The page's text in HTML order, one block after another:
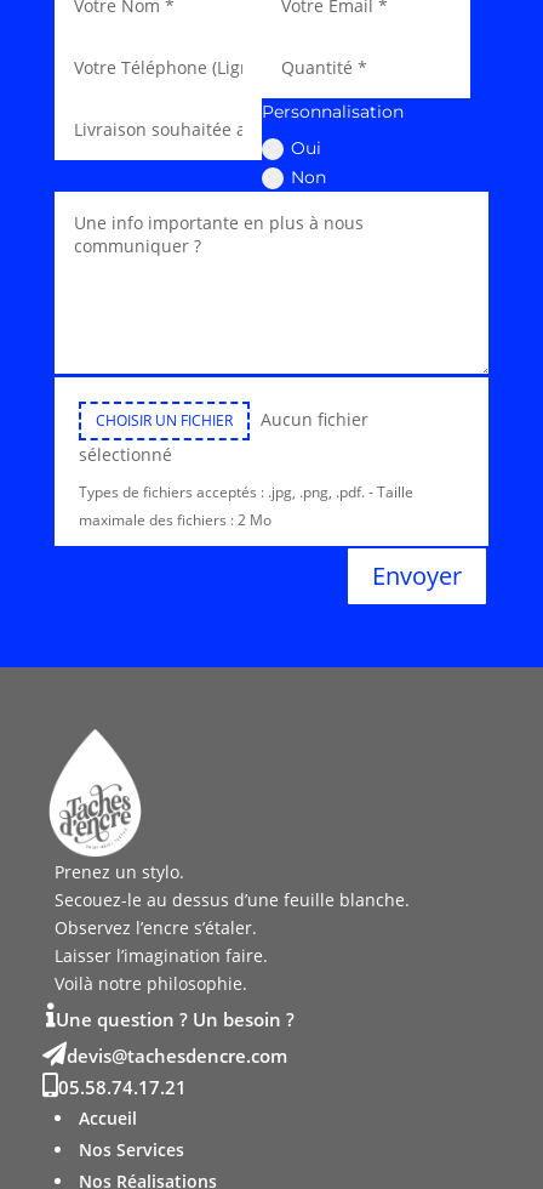
Personnalisation
Oui
Non
CHOISIR UN FICHIER
Aucun fichier
sélectionné
Types de fichiers acceptés : .jpg, .png, .pdf. - Taille
maximale des fichiers : 2 Mo
Envoyer
Prenez un stylo.
Secouez-le au dessus d’une feuille blanche.
Observez l’encre s’étaler.
Laisser l’imagination faire.
Voilà notre philosophie.
Une question ? Un besoin ?
 moc.e
rcned
sehca
t@siv
ed
05.58.74.17.21
Accueil
Nos Services
Nos Réalisations